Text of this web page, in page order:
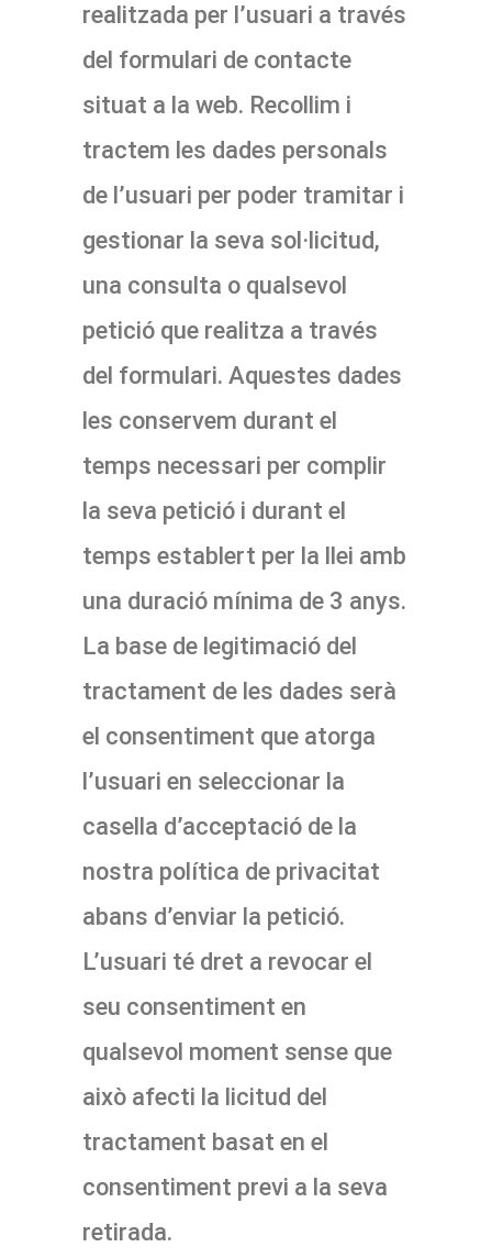
realitzada per l’usuari a través
del formulari de contacte
situat a la web. Recollim i
tractem les dades personals
de l’usuari per poder tramitar i
gestionar la seva sol·licitud,
una consulta o qualsevol
petició que realitza a través
del formulari. Aquestes dades
les conservem durant el
temps necessari per complir
la seva petició i durant el
temps establert per la llei amb
una duració mínima de 3 anys.
La base de legitimació del
tractament de les dades serà
el consentiment que atorga
l’usuari en seleccionar la
casella d’acceptació de la
nostra política de privacitat
abans d’enviar la petició.
L’usuari té dret a revocar el
seu consentiment en
qualsevol moment sense que
això afecti la licitud del
tractament basat en el
consentiment previ a la seva
retirada.